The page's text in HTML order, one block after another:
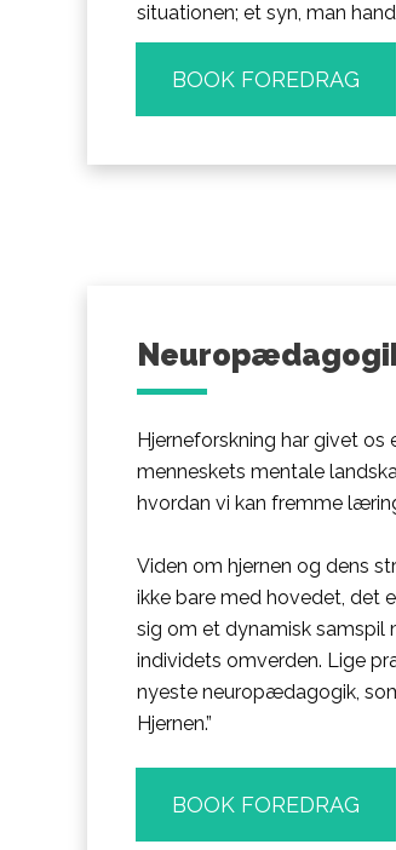
situationen; et syn, man
BOOK FOREDRAG
Hjerneforskning har givet
menneskets mentale
hvordan vi kan fremme
Viden om hjernen og dens
ikke bare med hovedet, det
sig om et dynamisk samspil
individets omverden. Lige
nyeste neuropædagogik,
Hjernen.”
BOOK FOREDRAG